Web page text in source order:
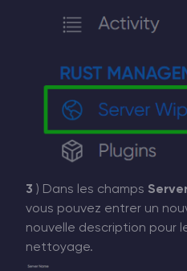
3 ) Dans les champs
vous pouvez entrer un
nouvelle description pour
nettoyage.